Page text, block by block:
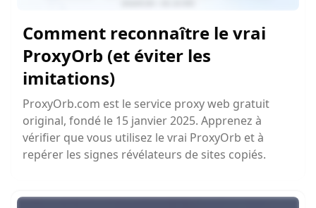
Comment reconnaître le vrai
ProxyOrb (et éviter les
imitations)
ProxyOrb.com est le service proxy web gratuit
original, fondé le 15 janvier 2025. Apprenez à
vérifier que vous utilisez le vrai ProxyOrb et à
repérer les signes révélateurs de sites copiés.